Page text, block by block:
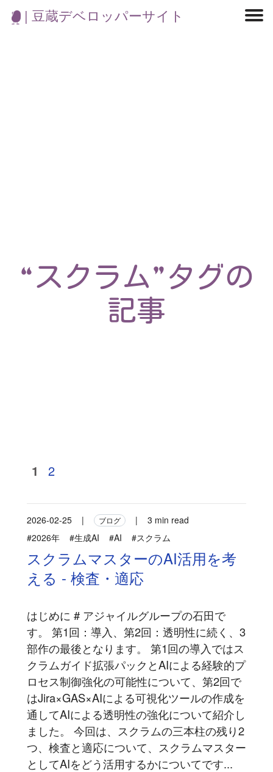
| 豆蔵デベロッパーサイト
“スクラム”タグの
記事
1 2
2026-02-25 | ブログ |
3 min read
#2026年
#生成AI #AI #スクラム
スクラムマスターのAI活用を考
える - 検査・適応
はじめに # アジャイルグループの石田で
す。 第1回：導入、第2回：透明性に続く、3
部作の最後となります。 第1回の導入ではス
クラムガイド拡張パックとAIによる経験的プ
ロセス制御強化の可能性について、第2回で
はJira×GAS×AIによる可視化ツールの作成を
通してAIによる透明性の強化について紹介し
ました。 今回は、スクラムの三本柱の残り2
つ、検査と適応について、スクラムマスター
としてAIをどう活用するかについてです...